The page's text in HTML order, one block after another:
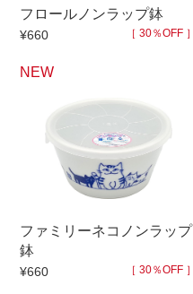
フロールノンラップ鉢
¥660 ［ 30％OFF ］
NEW
ファミリーネコノンラップ
鉢
¥660 ［ 30％OFF ］